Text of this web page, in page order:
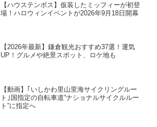
【ハウステンボス】仮装したミッフィーが初登
場！ハロウィンイベントが2026年9月18日開幕
【2026年最新】鎌倉観光おすすめ37選！運気
UP！グルメや絶景スポット、ロケ地も
【動画】｢いしかわ里山里海サイクリングルー
ト｣国指定の自転車道“ナショナルサイクルルー
ト”に指定へ